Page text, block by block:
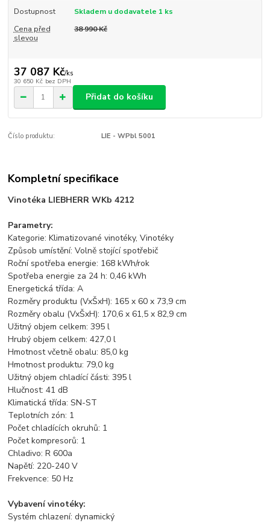
Dostupnost
Skladem u dodavatele 1 ks
Cena před
slevou
38 990 Kč
37 087 Kč/ks
30 650 Kč bez DPH
Přidat do košíku
Číslo produktu: LIE - WPbl 5001
Kompletní specifikace
Vinotéka LIEBHERR WKb 4212
Parametry:
Kategorie: Klimatizované vinotéky, Vinotéky
Způsob umístění: Volně stojící spotřebič
Roční spotřeba energie: 168 kWh/rok
Spotřeba energie za 24 h: 0,46 kWh
Energetická třída: A
Rozměry produktu (VxŠxH): 165 x 60 x 73,9 cm
Rozměry obalu (VxŠxH): 170,6 x 61,5 x 82,9 cm
Užitný objem celkem: 395 l
Hrubý objem celkem: 427,0 l
Hmotnost včetně obalu: 85,0 kg
Hmotnost produktu: 79,0 kg
Užitný objem chladící části: 395 l
Hlučnost: 41 dB
Klimatická třída: SN-ST
Teplotních zón: 1
Počet chladících okruhů: 1
Počet kompresorů: 1
Chladivo: R 600a
Napětí: 220-240 V
Frekvence: 50 Hz
Vybavení vinotéky:
Systém chlazení: dynamický